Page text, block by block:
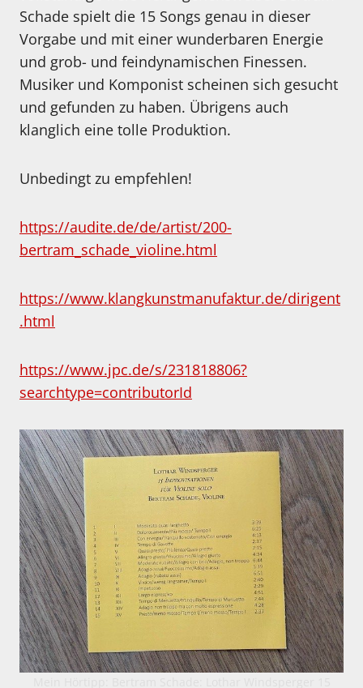
Schade spielt die 15 Songs genau in dieser
Vorgabe und mit einer wunderbaren Energie
und grob- und feindynamischen Finessen.
Musiker und Komponist scheinen sich gesucht
und gefunden zu haben. Übrigens auch
klanglich eine tolle Produktion.
Unbedingt zu empfehlen!
https://audite.de/de/artist/200-
bertram_schade_violine.html
https://www.klangkunstmanufaktur.de/dirigent
.html
https://www.jpc.de/s/231818806?
searchtype=contributorId